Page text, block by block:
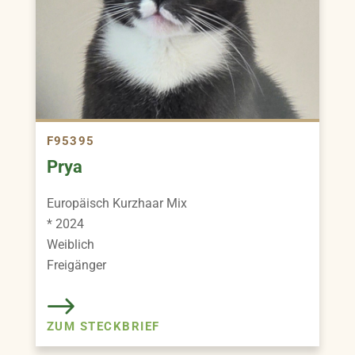
F95395
Prya
Europäisch Kurzhaar Mix
* 2024
Weiblich
Freigänger
ZUM STECKBRIEF